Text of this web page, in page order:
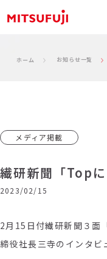
ホーム お知らせ一覧
メディア掲載
繊研新聞「Top
2023/02/15
2月15日付繊研新聞３面
締役社長三寺のインタビ